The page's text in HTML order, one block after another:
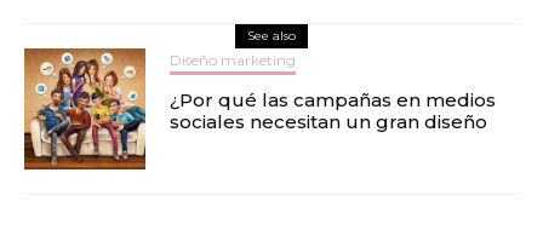
See also
Diseño marketing
¿Por qué las campañas en medios
sociales necesitan un gran diseño